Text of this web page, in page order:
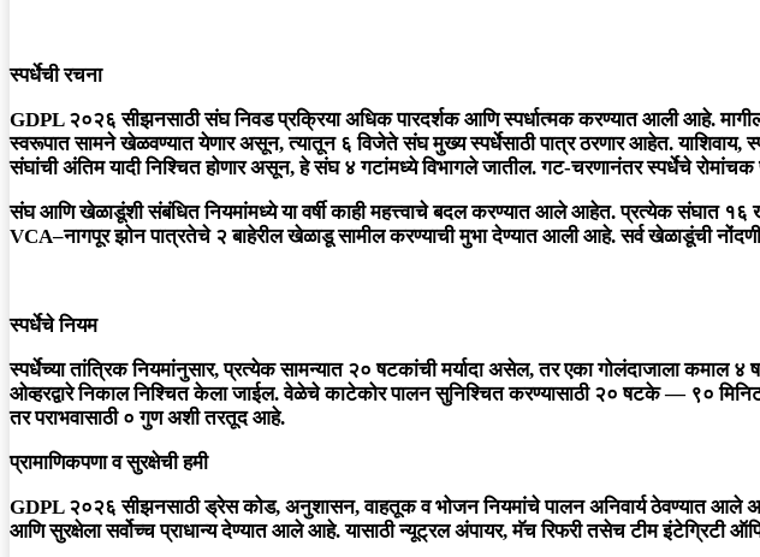
स्पर्धेची रचना
GDPL २०२६ सीझनसाठी संघ निवड प्रक्रिया अधिक पारदर्शक आणि स्पर्धात्मक करण्यात आली आहे.
स्वरूपात सामने खेळवण्यात येणार असून, त्यातून ६ विजेते संघ मुख्य स्पर्धेसाठी पात्र ठरणार आहेत. याशिवाय,
संघांची अंतिम यादी निश्चित होणार असून, हे संघ ४ गटांमध्ये विभागले जातील. गट-चरणानंतर स्पर्धेचे
संघ आणि खेळाडूंशी संबंधित नियमांमध्ये या वर्षी काही महत्त्वाचे बदल करण्यात आले आहेत. प्रत्येक संघात १६
VCA–नागपूर झोन पात्रतेचे २ बाहेरील खेळाडू सामील करण्याची मुभा देण्यात आली आहे. सर्व खेळाडूंची
स्पर्धेचे नियम
स्पर्धेच्या तांत्रिक नियमांनुसार, प्रत्येक सामन्यात २० षटकांची मर्यादा असेल, तर एका गोलंदाजाला
ओव्हरद्वारे निकाल निश्चित केला जाईल. वेळेचे काटेकोर पालन सुनिश्चित करण्यासाठी २० षटके — ९०
तर पराभवासाठी ० गुण अशी तरतूद आहे.
प्रामाणिकपणा व सुरक्षेची हमी
GDPL २०२६ सीझनसाठी ड्रेस कोड, अनुशासन, वाहतूक व भोजन नियमांचे पालन अनिवार्य ठेवण्यात आले
आणि सुरक्षेला सर्वोच्च प्राधान्य देण्यात आले आहे. यासाठी न्यूट्रल अंपायर, मॅच रिफरी तसेच टीम इंटेग्रिटी